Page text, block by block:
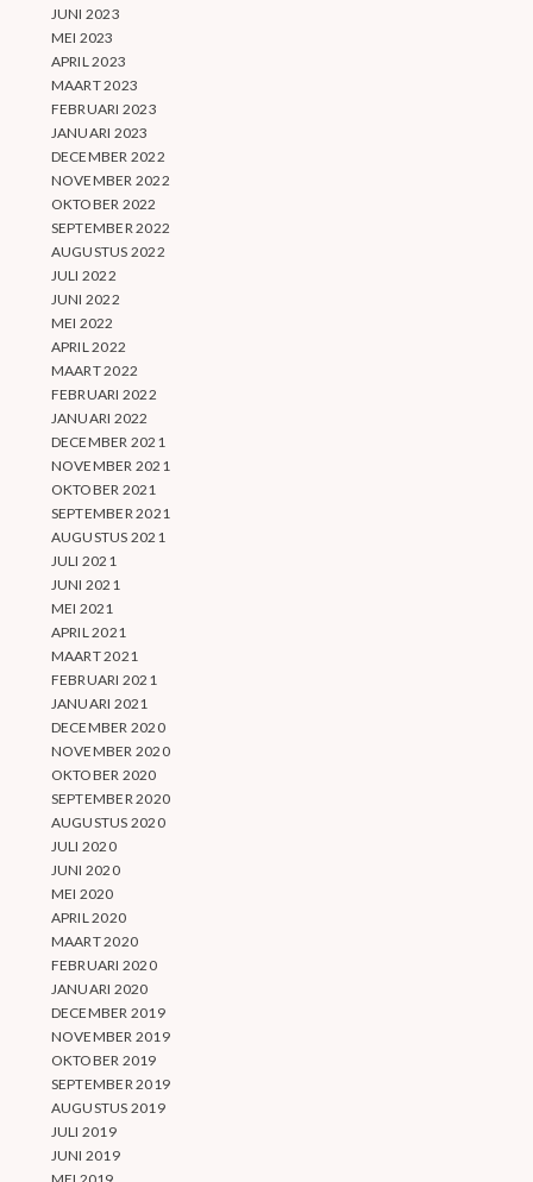
JUNI 2023
MEI 2023
APRIL 2023
MAART 2023
FEBRUARI 2023
JANUARI 2023
DECEMBER 2022
NOVEMBER 2022
OKTOBER 2022
SEPTEMBER 2022
AUGUSTUS 2022
JULI 2022
JUNI 2022
MEI 2022
APRIL 2022
MAART 2022
FEBRUARI 2022
JANUARI 2022
DECEMBER 2021
NOVEMBER 2021
OKTOBER 2021
SEPTEMBER 2021
AUGUSTUS 2021
JULI 2021
JUNI 2021
MEI 2021
APRIL 2021
MAART 2021
FEBRUARI 2021
JANUARI 2021
DECEMBER 2020
NOVEMBER 2020
OKTOBER 2020
SEPTEMBER 2020
AUGUSTUS 2020
JULI 2020
JUNI 2020
MEI 2020
APRIL 2020
MAART 2020
FEBRUARI 2020
JANUARI 2020
DECEMBER 2019
NOVEMBER 2019
OKTOBER 2019
SEPTEMBER 2019
AUGUSTUS 2019
JULI 2019
JUNI 2019